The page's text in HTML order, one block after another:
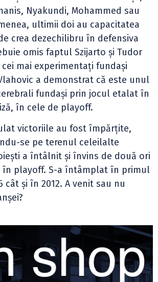
Nyakundi, Mohammed sau
ultimii doi au capacitatea
crea dezechilibru în defensiva
omis faptul Szijarto și Tudor
mai experimentați fundași
a demonstrat că este unul
fundași prin jocul etalat în
în cele de playoff.
victoriile au fost împărțite,
se pe terenul celeilalte
a întâlnit și învins de două ori
în playoff. S-a întâmplat în primul
și în 2012. A venit sau nu